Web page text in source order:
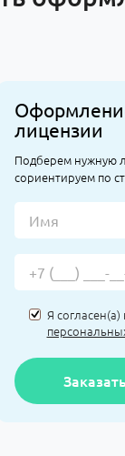
лицензии
Подберем нужную
сориентируем по
Я согласен(а)